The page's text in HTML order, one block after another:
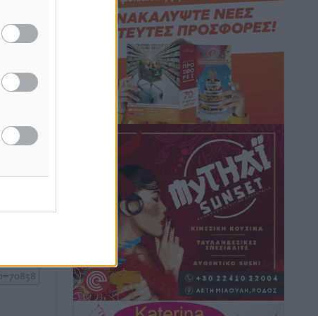
• πριν 2 ώρες
Γ. Χατζημάρκος: “Δύο μεγάλες
δεσμεύσεις Γεωργιάδη” – Κίνητρα για
τους γιατρούς των νησιών και
συνεργασία Ρόδου με το Αττικόν για το
Ακτινοθεραπευτικό
Τοπικές Ειδήσεις πριν 3 ώρες
Σούπερ μάρκετ: Διευρύνεται η εθνική
πρωτοβουλία για τις τιμές – Eρχονται
νέες συμμετοχές εταιρειών
πριν 3 ώρες
Συνελήφθησαν έξι άτομα για
ηχορύπανση από καταστήματα στο
Νότιο Αιγαίο